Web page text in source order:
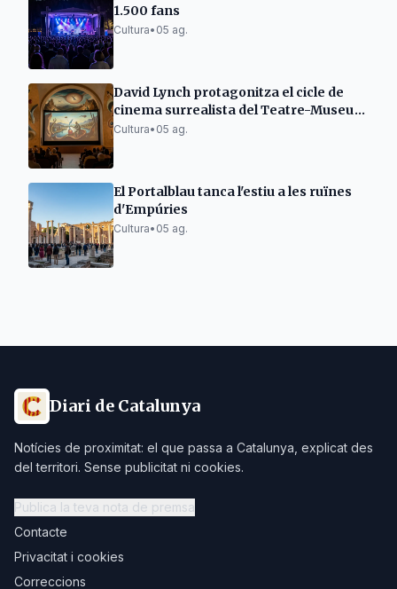
1.500 fans
Cultura• 05 ag.
David Lynch protagonitza el cicle de
cinema surrealista del Teatre-Museu
Dalí
Cultura• 05 ag.
El Portalblau tanca l'estiu a les ruïnes
d'Empúries
Cultura• 05 ag.
Diari de Catalunya
Notícies de proximitat: el que passa a Catalunya, explicat des
del territori. Sense publicitat ni cookies.
Publica la teva nota de premsa
Contacte
Privacitat i cookies
Correccions